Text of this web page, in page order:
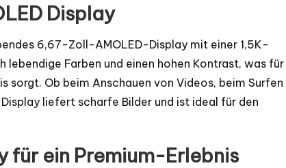
Display
6,67-Zoll-AMOLED-Display mit einer 1,5K-
lebendige Farben und einen hohen Kontrast, was für
sorgt. Ob beim Anschauen von Videos, beim Surfen
liefert scharfe Bilder und ist ideal für den
für ein Premium-Erlebnis